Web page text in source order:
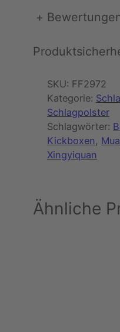
+
SKU: FF2972
Kategorie:
Schlagpolster
Schlagwörter:
Kickboxen ,
Xingyiquan
Ähnliche